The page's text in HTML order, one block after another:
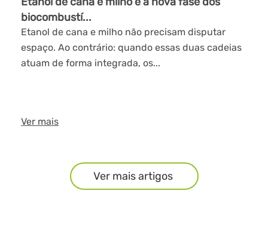
biocombustí...
Etanol de cana e milho não precisam disputar
espaço. Ao contrário: quando essas duas cadeias
atuam de forma integrada, os...
Ver mais
Ver mais artigos